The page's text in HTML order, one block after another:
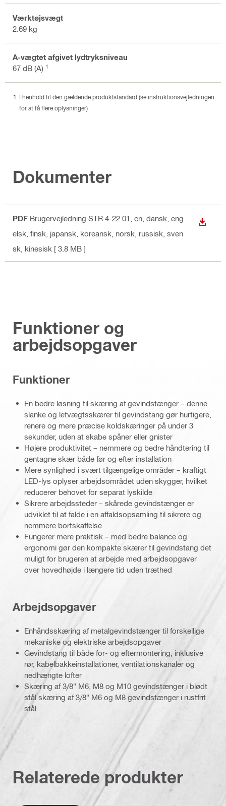
Værktøjsvægt
2.69 kg
A-vægtet afgivet lydtryksniveau
67 dB (A) 1
I henhold til den gældende produktstandard (se instruktionsvejledningen
for at få flere oplysninger)
Dokumenter
PDF Brugervejledning STR 4-22 01 , cn, dansk, eng
elsk, finsk, japansk, koreansk, norsk, russisk, sven
sk, kinesisk [ 3.8 MB ]
Funktioner og
arbejdsopgaver
Funktioner
En bedre løsning til skæring af gevindstænger – denne
slanke og letvægtsskærer til gevindstang gør hurtigere,
renere og mere præcise koldskæringer på under 3
sekunder, uden at skabe spåner eller gnister
Højere produktivitet – nemmere og bedre håndtering til
gentagne skær både før og efter installation
Mere synlighed i svært tilgængelige områder – kraftigt
LED-lys oplyser arbejdsområdet uden skygger, hvilket
reducerer behovet for separat lyskilde
Sikrere arbejdssteder – skårede gevindstænger er
udviklet til at falde i en affaldsopsamling til sikrere og
nemmere bortskaffelse
Fungerer mere praktisk – med bedre balance og
ergonomi gør den kompakte skærer til gevindstang det
muligt for brugeren at arbejde med arbejdsopgaver
over hovedhøjde i længere tid uden træthed
Arbejdsopgaver
Enhåndsskæring af metalgevindstænger til forskellige
mekaniske og elektriske arbejdsopgaver
Gevindstang til både for- og eftermontering, inklusive
rør, kabelbakkeinstallationer, ventilationskanaler og
nedhængte lofter
Skæring af 3/8" M6, M8 og M10 gevindstænger i blødt
stål skæring af 3/8" M6 og M8 gevindstænger i rustfrit
stål
Relaterede produkter